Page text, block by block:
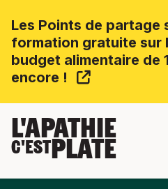
Les Points de partage
formation gratuite sur
budget alimentaire de
encore !
L'APATHIE
C'ESTPLATE